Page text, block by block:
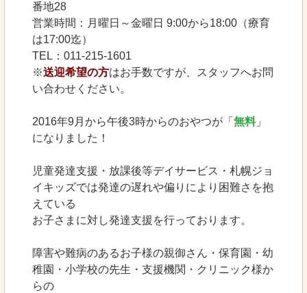
番地28
営業時間：月曜日～金曜日 9:00から18:00（療育
は17:00迄）
TEL：011-215-1601
※送迎希望の方はお手数ですが、スタッフへお問
い合わせください。
2016年9月から午後3時からのおやつが「 無料」
になりました！
児童発達支援・放課後等デイサービス・札幌ジョ
イキッズでは発達の遅れや偏りにより困難さを抱
えている
お子さまに対し発達支援を行っております。
障害や難病のあるお子様の親御さん・保育園・幼
稚園・小学校の先生・支援機関・クリニック様か
らの